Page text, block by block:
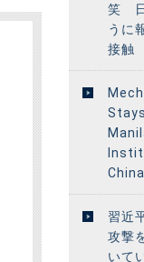
笑 日
うに
接触
習近
攻撃
いて